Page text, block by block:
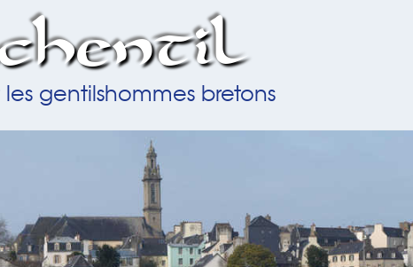
les gentilshommes bretons